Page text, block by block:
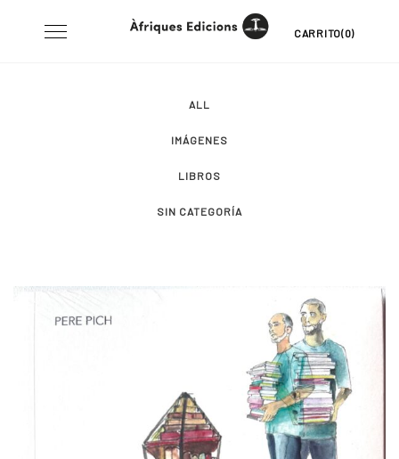
Toggle
CARRITO(0)
ALL
IMÁGENES
LIBROS
SIN CATEGORÍA